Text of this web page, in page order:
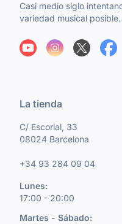
Casi medio siglo
variedad musical posible.
La tienda
C/ Escorial, 33
08024 Barcelona
+34 93 284 09 04
Lunes:
17:00 - 20:00
Martes - Sábado: